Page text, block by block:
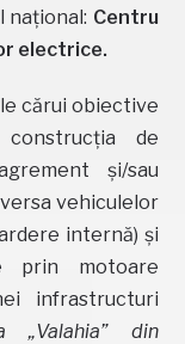
național: Centru
electrice.
cărui obiective
de
și/sau
vehiculelor
internă) și
prin motoare
infrastructuri
„Valahia” din